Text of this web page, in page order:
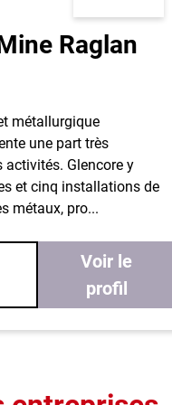
Raglan
métallurgique
une part très
activités. Glencore y
et cinq installations de
métaux, pro...
Voir le
profil